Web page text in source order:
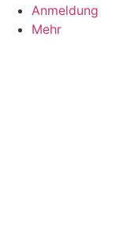
Anmeldung
Mehr